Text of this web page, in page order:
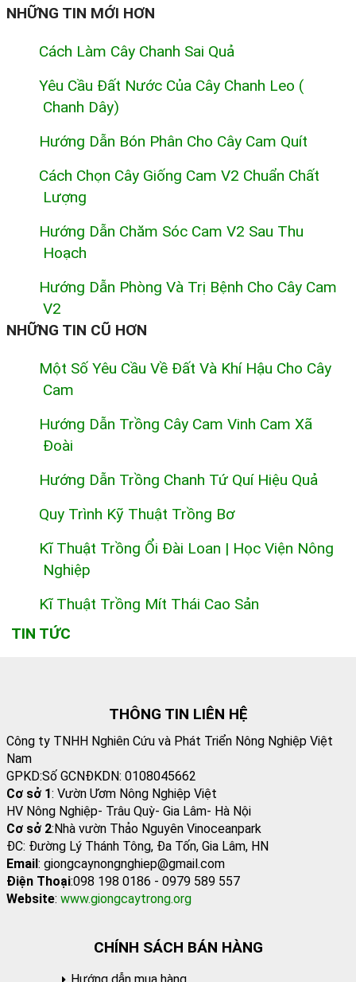
NHỮNG TIN MỚI HƠN
Cách Làm Cây Chanh Sai Quả
Yêu Cầu Đất Nước Của Cây Chanh Leo (
Chanh Dây)
Hướng Dẫn Bón Phân Cho Cây Cam Quít
Cách Chọn Cây Giống Cam V2 Chuẩn Chất
Lượng
Hướng Dẫn Chăm Sóc Cam V2 Sau Thu
Hoạch
Hướng Dẫn Phòng Và Trị Bệnh Cho Cây Cam
V2
NHỮNG TIN CŨ HƠN
Một Số Yêu Cầu Về Đất Và Khí Hậu Cho Cây
Cam
Hướng Dẫn Trồng Cây Cam Vinh Cam Xã
Đoài
Hướng Dẫn Trồng Chanh Tứ Quí Hiệu Quả
Quy Trình Kỹ Thuật Trồng Bơ
Kĩ Thuật Trồng Ổi Đài Loan | Học Viện Nông
Nghiệp
Kĩ Thuật Trồng Mít Thái Cao Sản
TIN TỨC
THÔNG TIN LIÊN HỆ
Công ty TNHH Nghiên Cứu và Phát Triển Nông Nghiệp Việt
Nam
GPKD:Số GCNĐKDN: 0108045662
Cơ sở 1: Vườn Ươm Nông Nghiệp Việt
HV Nông Nghiệp- Trâu Quỳ- Gia Lâm- Hà Nội
Cơ sở 2:Nhà vườn Thảo Nguyên Vinoceanpark
ĐC: Đường Lý Thánh Tông, Đa Tốn, Gia Lâm, HN
Email: giongcaynongnghiep@gmail.com
Điện Thoại:098 198 0186 - 0979 589 557
Website: www.giongcaytrong.org
CHÍNH SÁCH BÁN HÀNG